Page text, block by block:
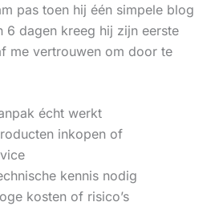
pas toen hij één simpele blog
6 dagen kreeg hij zijn eerste
me vertrouwen om door te
écht werkt
inkopen of
kennis nodig
kosten of risico’s